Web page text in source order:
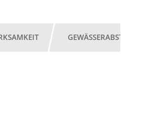
GEWÄSSERABSTAND